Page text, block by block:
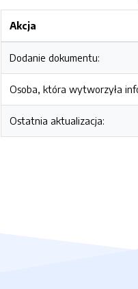
Akcja
Dodanie dokumentu:
Osoba, która wytworzyła
Ostatnia aktualizacja: